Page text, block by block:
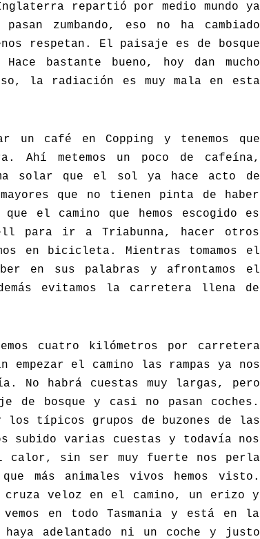
repartió por medio mundo ya
zumbando, eso no ha cambiado
respetan. El paisaje es de bosque
bastante bueno, hoy dan mucho
la radiación es muy mala en esta
un café en Copping y tenemos que
Ahí metemos un poco de cafeína,
solar que el sol ya hace acto de
que no tienen pinta de haber
el camino que hemos escogido es
para ir a Triabunna, hacer otros
en bicicleta. Mientras tomamos el
en sus palabras y afrontamos el
evitamos la carretera llena de
cuatro kilómetros por carretera
empezar el camino las rampas ya nos
No habrá cuestas muy largas, pero
de bosque y casi no pasan coches.
los típicos grupos de buzones de las
subido varias cuestas y todavía nos
calor, sin ser muy fuerte nos perla
más animales vivos hemos visto.
cruza veloz en el camino, un erizo y
en todo Tasmania y está en la
adelantado ni un coche y justo